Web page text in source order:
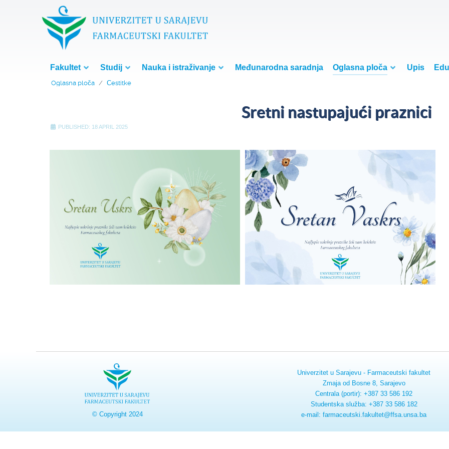
Fakultet Studij Nauka i istraživanje Međunarodna saradnja Oglasna ploča Upis
Oglasna ploča Čestitke
Sretni nastupajući praznici
PUBLISHED: 18 APRIL 2025
© Copyright 2024
Univerzitet u Sarajevu - Farmaceutski fakultet
Zmaja od Bosne 8, Sarajevo
Centrala (portir): +387 33 586 192
Studentska služba: +387 33 586 182
e-mail: farmaceutski.fakultet@ffsa.unsa.ba